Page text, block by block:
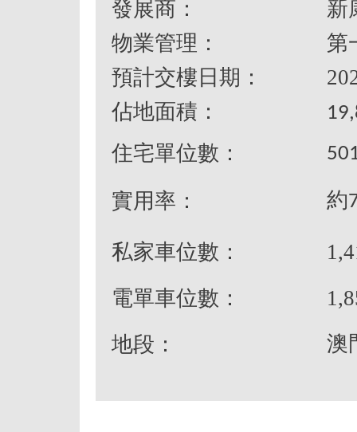
發展商：
新
物業管理：
第
預計交樓日期：
佔地面積 ：
住宅單位數：
實用率 ： 約
私家車位數：
電單車位數：
地段：
澳